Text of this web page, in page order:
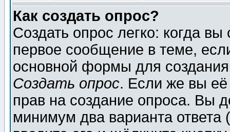
Как создать опрос?
Создать опрос легко: когда
первое сообщение в теме,
основной формы для
Создать опрос. Если же вы её
прав на создание опроса. Вы
минимум два варианта ответа